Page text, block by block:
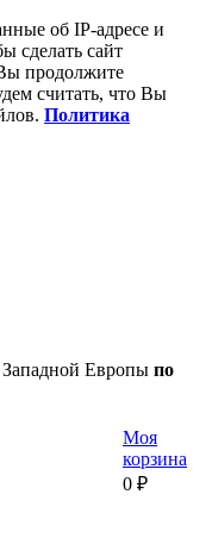
об IP-адресе и
сделать сайт
продолжите
считать, что Вы
Политика
Западной Европы по
Моя
корзина
0 ₽